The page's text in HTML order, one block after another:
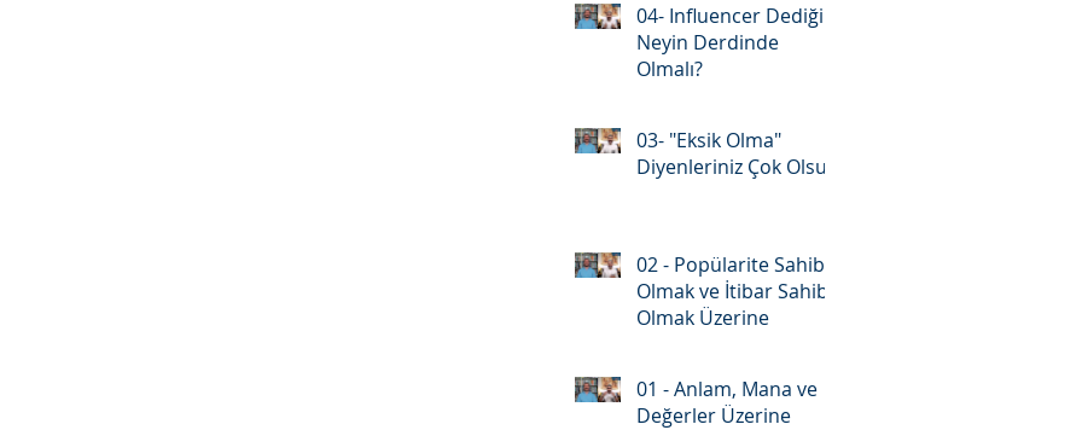
04- Influencer Dediğin
Neyin Derdinde
Olmalı?
03- "Eksik Olma"
Diyenleriniz Çok Olsun
02 - Popülarite Sahibi
Olmak ve İtibar Sahibi
Olmak Üzerine
01 - Anlam, Mana ve
Değerler Üzerine